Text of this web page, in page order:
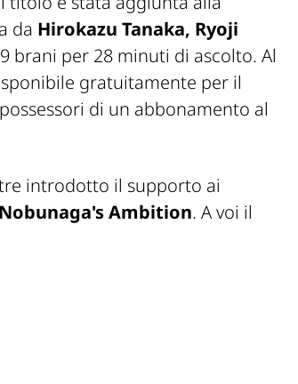
da Hirokazu Tanaka, Ryoji
brani per 28 minuti di ascolto. Al
gratuitamente per il
di un abbonamento al
introdotto il supporto ai
Nobunaga's Ambition. A voi il